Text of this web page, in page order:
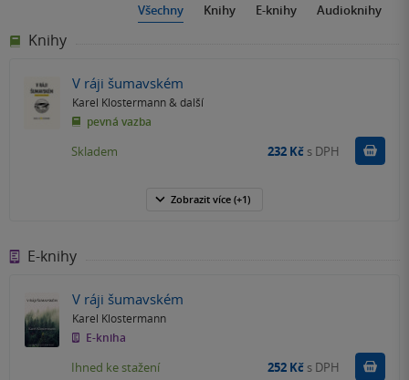
Všechny Knihy E-knihy Audioknihy
Knihy
V ráji šumavském
Karel Klostermann& další
pevná vazba
Skladem 232 Kč s DPH
Zobrazit více (+1)
E-knihy
V ráji šumavském
Karel Klostermann
E-kniha
Ihned ke stažení 252 Kč s DPH Koupit